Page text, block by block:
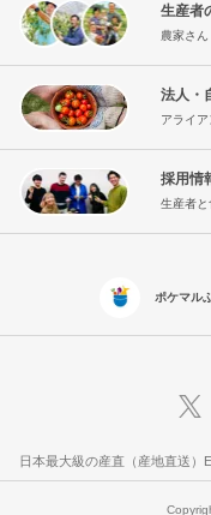
生産者
農家さ
法人・
アライ
採用情
生産者
ポケマル
日本最大級の産直（産地直送）